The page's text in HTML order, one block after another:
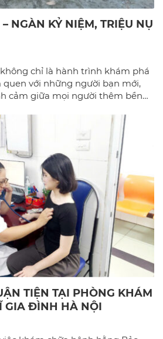
NGÀN KỶ NIỆM, TRIỆU NỤ
chỉ là hành trình khám phá
quen với những người bạn mới,
cảm giữa mọi người thêm bền
TIỆN TẠI PHÒNG KHÁM
GIA ĐÌNH HÀ NỘI